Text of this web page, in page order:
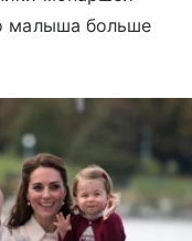
малыша больше